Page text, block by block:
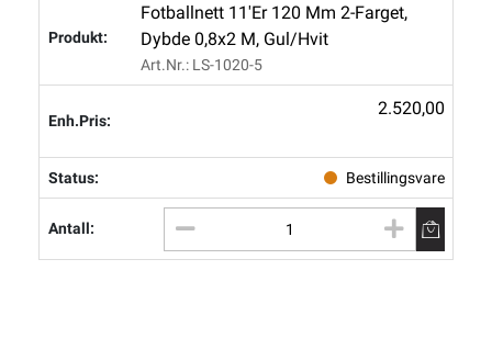
Fotballnett 11'er 120 Mm 2-Farget,
Dybde 0,8x2 M, Gul/hvit
Art.nr.: LS-1020-5
2.520,00
Bestillingsvare